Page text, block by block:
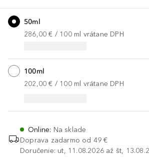
50ml
286,00 € / 100 ml vrátane DPH
100ml
202,00 € / 100 ml vrátane DPH
Online: Na sklade
Doprava zadarmo od 49 €
Doručenie: ut, 11.08.2026 až št,